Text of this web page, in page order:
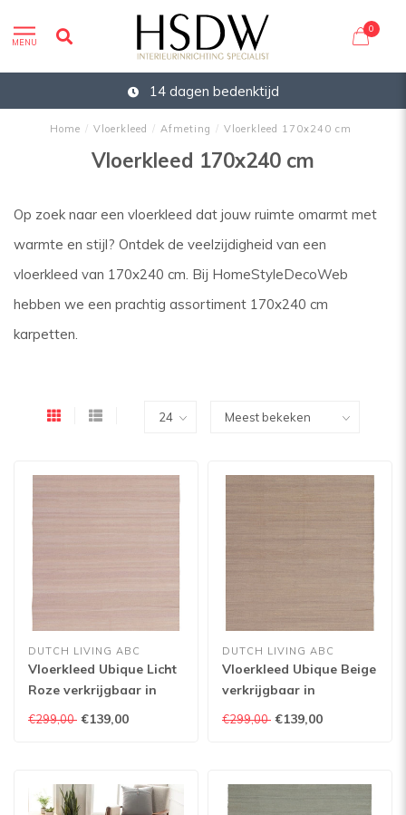
MENU
0
14 dagen bedenktijd
Home / Vloerkleed / Afmeting / Vloerkleed 170x240 cm
Vloerkleed 170x240 cm
Op zoek naar een vloerkleed dat jouw ruimte omarmt met
warmte en stijl? Ontdek de veelzijdigheid van een
vloerkleed van 170x240 cm. Bij HomeStyleDecoWeb
hebben we een prachtig assortiment 170x240 cm
karpetten.
DUTCH LIVING ABC
Vloerkleed Ubique Licht
Roze verkrijgbaar in
verschillende
€299,00 €139,00
DUTCH LIVING ABC
Vloerkleed Ubique Beige
verkrijgbaar in
verschillende
€299,00 €139,00